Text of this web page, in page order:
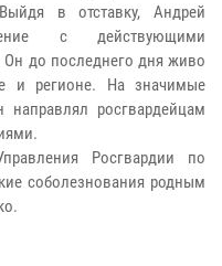
в отставку, Андрей
с действующими
до последнего дня живо
и регионе. На значимые
направлял росгвардейцам
Росгвардии по
соболезнования родным